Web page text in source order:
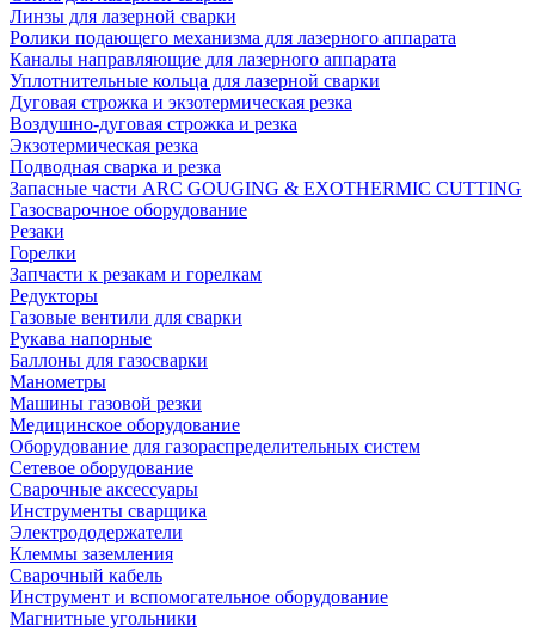
Линзы для лазерной сварки
Ролики подающего механизма для лазерного аппарата
Каналы направляющие для лазерного аппарата
Уплотнительные кольца для лазерной сварки
Дуговая строжка и экзотермическая резка
Воздушно-дуговая строжка и резка
Экзотермическая резка
Подводная сварка и резка
Запасные части ARC GOUGING & EXOTHERMIC CUTTING
Газосварочное оборудование
Резаки
Горелки
Запчасти к резакам и горелкам
Редукторы
Газовые вентили для сварки
Рукава напорные
Баллоны для газосварки
Манометры
Машины газовой резки
Медицинское оборудование
Оборудование для газораспределительных систем
Сетевое оборудование
Сварочные аксессуары
Инструменты сварщика
Электрододержатели
Клеммы заземления
Сварочный кабель
Инструмент и вспомогательное оборудование
Магнитные угольники